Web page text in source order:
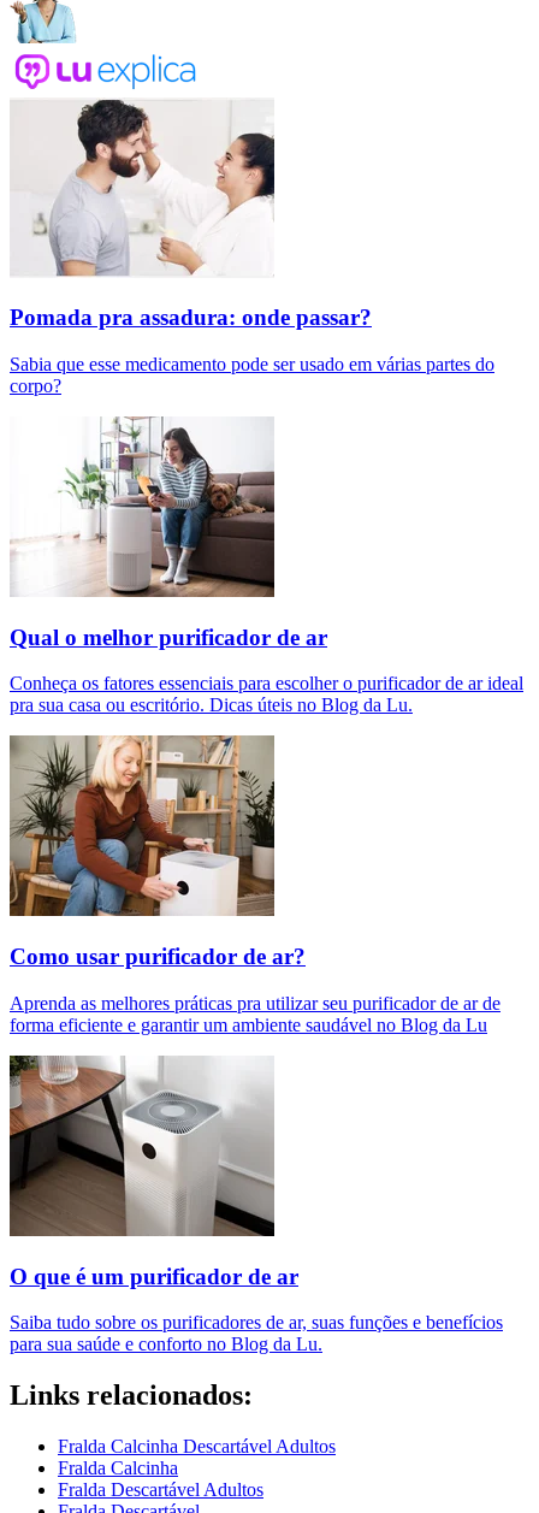
Pomada pra assadura: onde passar?
Sabia que esse medicamento pode ser usado em várias partes do
corpo?
Qual o melhor purificador de ar​
Conheça os fatores essenciais para escolher o purificador de ar ideal
pra sua casa ou escritório. Dicas úteis no Blog da Lu.
Como usar purificador de ar?
Aprenda as melhores práticas pra utilizar seu purificador de ar de
forma eficiente e garantir um ambiente saudável no Blog da Lu
O que é um purificador de ar​
Saiba tudo sobre os purificadores de ar, suas funções e benefícios
para sua saúde e conforto no Blog da Lu.
Links relacionados:
Fralda Calcinha Descartável Adultos
Fralda Calcinha
Fralda Descartável Adultos